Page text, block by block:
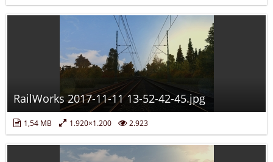
RailWorks 2017-11-11 13-52-42-45.jpg
1,54 MB 1.920×1.200 2.923